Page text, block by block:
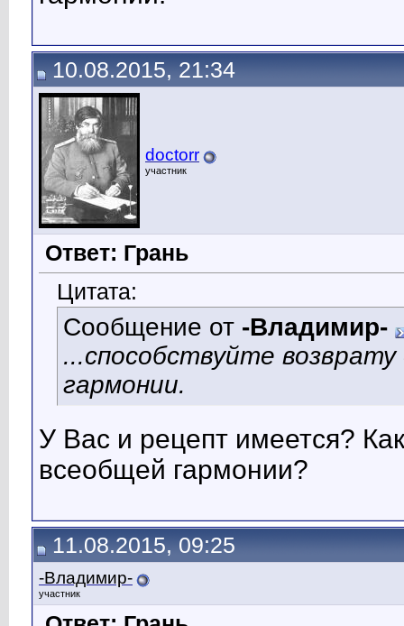
10.08.2015, 21:34
doctorr
участник
Ответ: Грань
Цитата:
Сообщение от -Владимир-
...способствуйте
гармонии.
У Вас и рецепт имеется?
всеобщей гармонии?
11.08.2015, 09:25
-Владимир-
участник